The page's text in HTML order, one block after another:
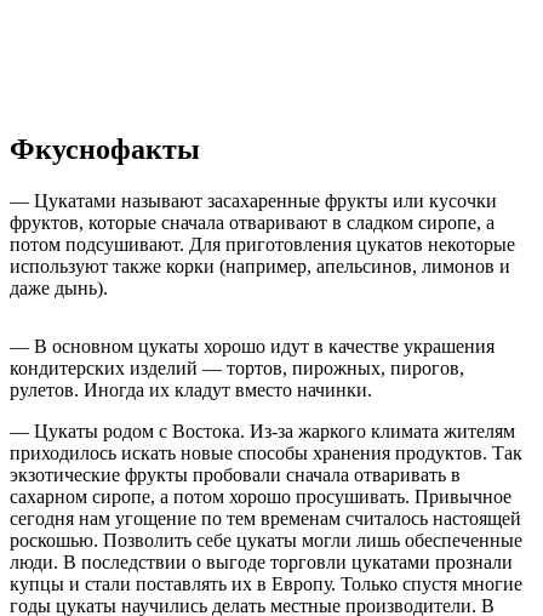
Фкуснофакты
— Цукатами называют засахаренные фрукты или кусочки
фруктов, которые сначала отваривают в сладком сиропе, а
потом подсушивают. Для приготовления цукатов некоторые
используют также корки (например, апельсинов, лимонов и
даже дынь).
— В основном цукаты хорошо идут в качестве украшения
кондитерских изделий — тортов, пирожных, пирогов,
рулетов. Иногда их кладут вместо начинки.
— Цукаты родом с Востока. Из-за жаркого климата жителям
приходилось искать новые способы хранения продуктов. Так
экзотические фрукты пробовали сначала отваривать в
сахарном сиропе, а потом хорошо просушивать. Привычное
сегодня нам угощение по тем временам считалось настоящей
роскошью. Позволить себе цукаты могли лишь обеспеченные
люди. В последствии о выгоде торговли цукатами прознали
купцы и стали поставлять их в Европу. Только спустя многие
годы цукаты научились делать местные производители. В